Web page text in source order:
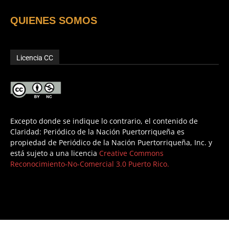
QUIENES SOMOS
Licencia CC
Excepto donde se indique lo contrario, el contenido de
Claridad: Periódico de la Nación Puertorriqueña es
propiedad de Periódico de la Nación Puertorriqueña, Inc. y
está sujeto a una licencia Creative Commons
Reconocimiento-No-Comercial 3.0 Puerto Rico.